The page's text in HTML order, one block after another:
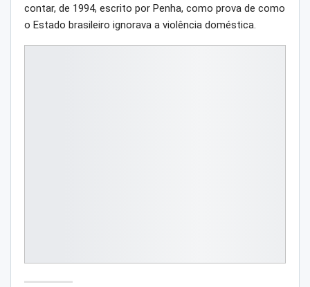
contar, de 1994, escrito por Penha, como prova de como
o Estado brasileiro ignorava a violência doméstica.